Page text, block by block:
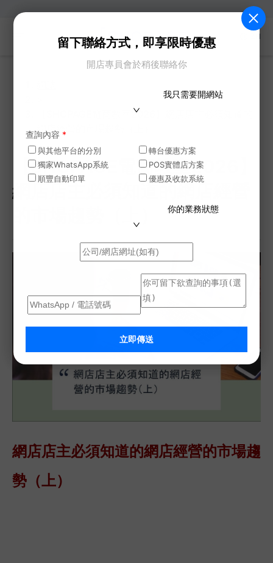
ZH
留下聯絡方式，即享限時優惠
開店專員會於稍後聯絡你
我只需要開網站
查詢內容 *
與其他平台的分別
轉台優惠方案
獨家WhatsApp系統
POS實體店方案
順豐自動印單
優惠及收款系統
你的業務狀態
立即傳送
【SHOPAGE電商教室2026】網店店主必須知道的
網店經營的市場趨勢（上）
【SHOPAGE電商教室2026】
網店店主必須知道的網店經營
網店店主必須知道的網店經營的市場趨
勢（上）